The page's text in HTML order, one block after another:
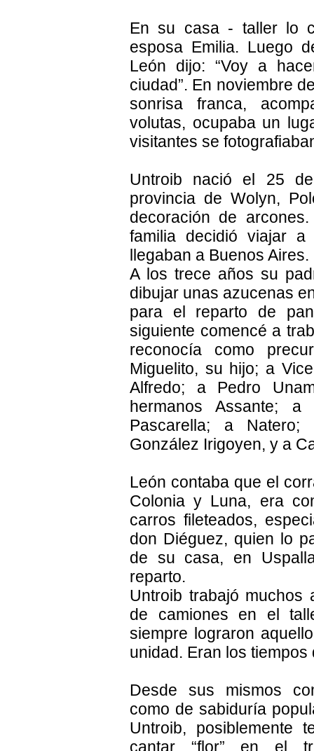
En su casa - taller lo
esposa Emilia. Luego
León dijo: “Voy a
ciudad”. En noviembre
sonrisa franca,
volutas, ocupaba un
visitantes se
Untroib nació el 25
provincia de Wolyn,
decoración de
familia decidió viajar
llegaban a Buenos Aires.
A los trece años su
dibujar unas azucenas
para el reparto de
siguiente comencé a
reconocía como
Miguelito, su hijo; a
Alfredo; a Pedro
hermanos Assante; a
Pascarella; a
González Irigoyen, y a
León contaba que el
Colonia y Luna, era
carros fileteados,
don Diéguez, quien lo
de su casa, en
reparto.
Untroib trabajó muchos
de camiones en el
siempre lograron
unidad. Eran los tiempos
Desde sus mismos
como de sabiduría
Untroib, posiblemente
cantar “flor” en el